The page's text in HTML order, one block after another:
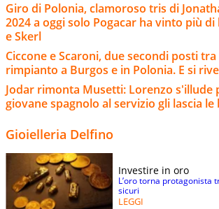
Giro di Polonia, clamoroso tris di
2024 a oggi solo Pogacar ha vinto più di
e Skerl
Ciccone e Scaroni, due secondi posti
rimpianto a Burgos e in Polonia. E si
Jodar rimonta Musetti: Lorenzo s'illude
giovane spagnolo al servizio gli lascia le
Gioielleria Delfino
Investire in oro
L’oro torna protagonista
sicuri
LEGGI